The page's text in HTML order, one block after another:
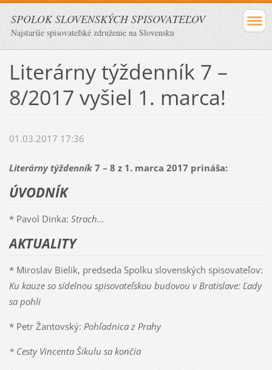
SPOLOK SLOVENSKÝCH SPISOVATEĽOV
Najstaršie spisovateľské združenie na Slovensku
Literárny týždenník 7 –
8/2017 vyšiel 1. marca!
01.03.2017 17:36
Literárny týždenník7 – 8 z 1. marca 2017 prináša:
ÚVODNÍK
* Pavol Dinka: Strach...
AKTUALITY
* Miroslav Bielik, predseda Spolku slovenských spisovateľov:
Ku kauze so sídelnou spisovateľskou budovou v Bratislave: Ľady
sa pohli
* Petr Žantovský: Pohľadnica z Prahy
* Cesty Vincenta Šikulu sa končia